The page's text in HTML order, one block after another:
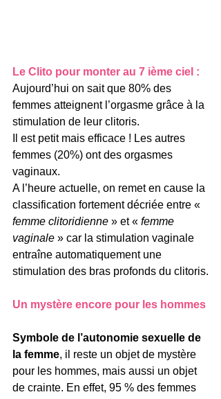
Le Clito pour monter au 7 ième ciel :
Aujourd’hui on sait que 80% des
femmes atteignent l’orgasme grâce à la
stimulation de leur clitoris.
Il est petit mais efficace ! Les autres
femmes (20%) ont des orgasmes
vaginaux.
A l’heure actuelle, on remet en cause la
classification fortement décriée entre «
femme clitoridienne » et « femme
vaginale » car la stimulation vaginale
entraîne automatiquement une
stimulation des bras profonds du clitoris.
Un mystère encore pour les hommes
Symbole de l’autonomie sexuelle de
la femme, il reste un objet de mystère
pour les hommes, mais aussi un objet
de crainte. En effet, 95 % des femmes